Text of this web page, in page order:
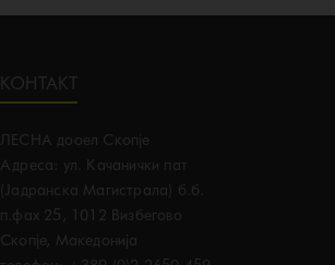
КОНТАКТ
ЛЕСНА дооел Скопје
Адреса: ул. Качанички пат
(Јадранска Магистрала) б.б.
п.фах 25, 1012 Визбегово
Скопје, Македонија